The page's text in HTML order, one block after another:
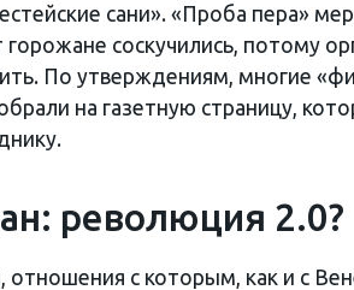
сани». «Проба пера»
горожане соскучились, потому
По утверждениям, многие
на газетную страницу,
революция 2.0?
отношения с которым, как и с